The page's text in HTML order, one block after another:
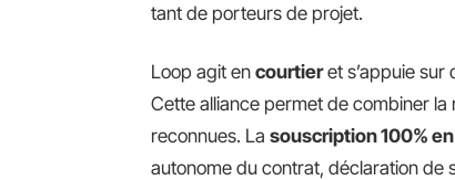
tant de porteurs de projet.
Loop agit en courtieret s’appuie sur
Cette alliance permet de combiner
reconnues. La souscription 100%
autonome du contrat, déclaration de